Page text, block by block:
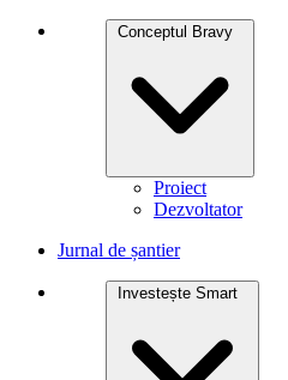
Conceptul Bravy
Proiect
Dezvoltator
Jurnal de șantier
Investește Smart